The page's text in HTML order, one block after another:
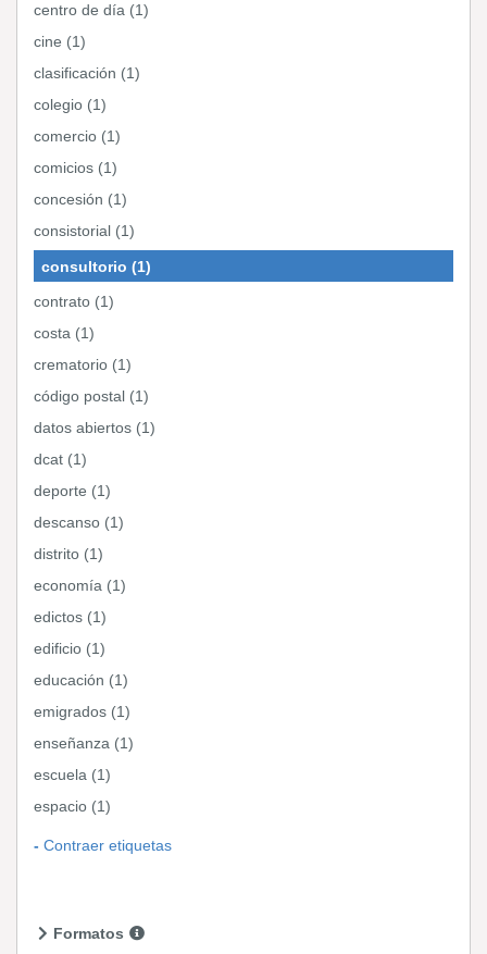
centro de día (1)
cine (1)
clasificación (1)
colegio (1)
comercio (1)
comicios (1)
concesión (1)
consistorial (1)
consultorio (1)
contrato (1)
costa (1)
crematorio (1)
código postal (1)
datos abiertos (1)
dcat (1)
deporte (1)
descanso (1)
distrito (1)
economía (1)
edictos (1)
edificio (1)
educación (1)
emigrados (1)
enseñanza (1)
escuela (1)
espacio (1)
Contraer etiquetas
Formatos